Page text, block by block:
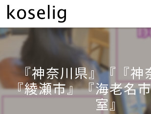
『神奈川県』『『神
『綾瀬市』『海老名
室』